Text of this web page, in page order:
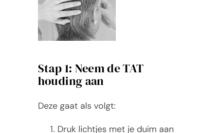
Stap 1: Neem de TAT
houding aan
Deze gaat als volgt:
Druk lichtjes met je duim aan